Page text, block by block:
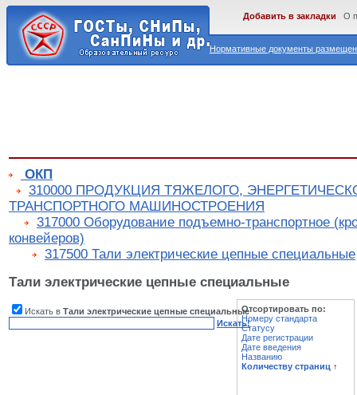
Нормативные документы
Добавить в закладки О
ОКП
310000 ПРОДУКЦИЯ ТЯЖЕЛОГО,
ТРАНСПОРТНОГО МАШИНОСТРОЕНИЯ
317000 Оборудование подъемно-транспортное
конвейеров)
317500 Тали электрические цепные специальные
Тали электрические цепные специальные
Искать в Тали электрические цепные специальные
Искать!
Отсортировать по:
Номеру стандарта
Статусу
Дате регистрации
Дате введения
Названию
Количеству страниц ↑